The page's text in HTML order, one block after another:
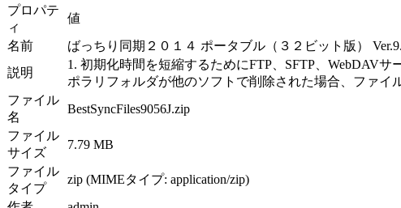
プロパテ
ィ
値
名前
ばっちり同期２０１４ ポータブル（３２ビット版）
説明
1. 初期化時間を短縮するためにFTP、SFTP、WebDAV
ポラリフォルダが他のソフトで削除された場合、ファ
ファイル
名
BestSyncFiles9056J.zip
ファイル
サイズ
7.79 MB
ファイル
タイプ
zip (MIMEタイプ: application/zip)